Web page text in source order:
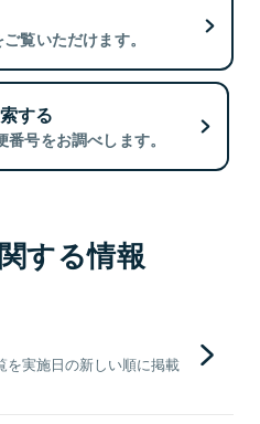
覧いただけます。
する
号をお調べします。
する情報
を実施日の新しい順に掲載